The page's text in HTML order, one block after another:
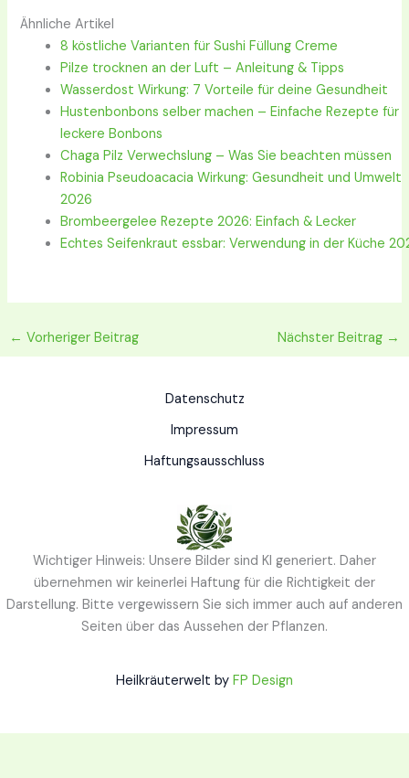
Ähnliche Artikel
8 köstliche Varianten für Sushi Füllung Creme
Pilze trocknen an der Luft – Anleitung & Tipps
Wasserdost Wirkung: 7 Vorteile für deine Gesundheit
Hustenbonbons selber machen – Einfache Rezepte für
leckere Bonbons
Chaga Pilz Verwechslung – Was Sie beachten müssen
Robinia Pseudoacacia Wirkung: Gesundheit und Umwelt
2026
Brombeergelee Rezepte 2026: Einfach & Lecker
Echtes Seifenkraut essbar: Verwendung in der Küche
← Vorheriger Beitrag Nächster Beitrag →
Datenschutz
Impressum
Haftungsausschluss
Wichtiger Hinweis: Unsere Bilder sind KI generiert. Daher
übernehmen wir keinerlei Haftung für die Richtigkeit der
Darstellung. Bitte vergewissern Sie sich immer auch auf anderen
Seiten über das Aussehen der Pflanzen.
Heilkräuterwelt by FP Design